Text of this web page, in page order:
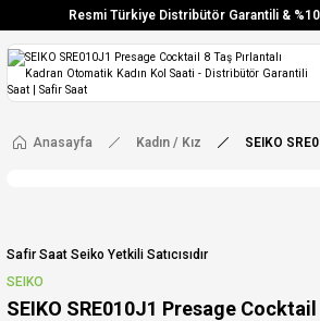
Resmi Türkiye Distribütör Garantili &
Vade Farksız 6 Taksit
Aynı Gün Stoktan
Ücretsiz Kargo
Anasayfa Kadın / Kız SEIKO
Safir Saat Seiko Yetkili Satıcısıdır
SEIKO
SEIKO SRE010J1 Presage Cocktail